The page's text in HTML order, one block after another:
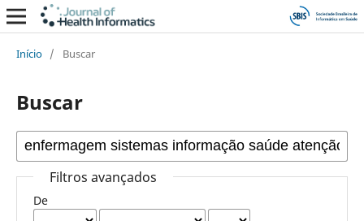
Início / Buscar
Buscar
Filtros avançados
De